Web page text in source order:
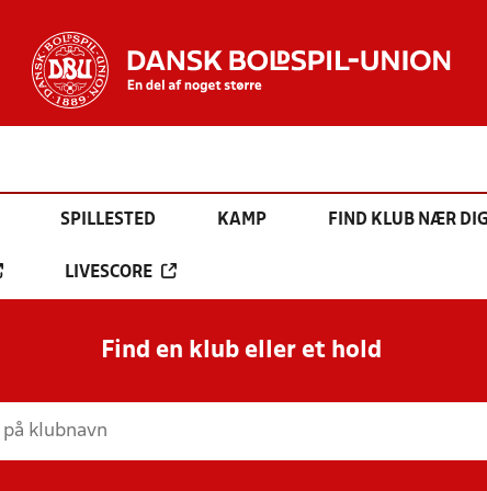
SPILLESTED KAMP FIND KLUB NÆR
LIVESCORE
Find en klub eller et hold